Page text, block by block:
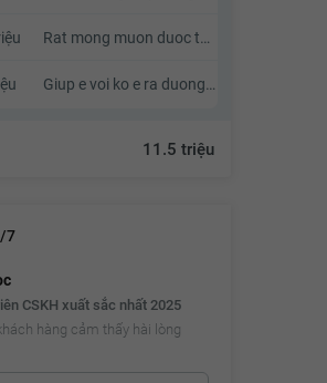
Rat mong muon duoc thuong luong
Giup e voi ko e ra duong mat . Kb zalo e voi a
11.5 triệu
7
CSKH xuất sắc nhất 2025
hàng cảm thấy hài lòng